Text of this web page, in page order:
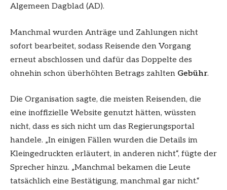
Algemeen Dagblad (AD).
Manchmal wurden Anträge und Zahlungen nicht
sofort bearbeitet, sodass Reisende den Vorgang
erneut abschlossen und dafür das Doppelte des
ohnehin schon überhöhten Betrags zahlten Gebühr.
Die Organisation sagte, die meisten Reisenden, die
eine inoffizielle Website genutzt hätten, wüssten
nicht, dass es sich nicht um das Regierungsportal
handele. „In einigen Fällen wurden die Details im
Kleingedruckten erläutert, in anderen nicht“, fügte der
Sprecher hinzu. „Manchmal bekamen die Leute
tatsächlich eine Bestätigung, manchmal gar nicht.“